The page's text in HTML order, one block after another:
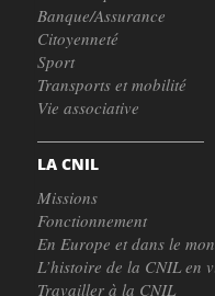
Banque/Assurance
Citoyenneté
Sport
Transports et mobilité
Vie associative
LA CNIL
Missions
Fonctionnement
En Europe et dans le
L’histoire de la CNIL en
Travailler à la CNIL